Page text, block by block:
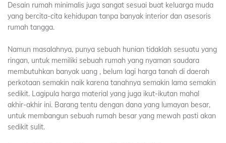
Desain rumah minimalis juga sangat sesuai buat keluarga muda
yang bercita-cita kehidupan tanpa banyak interior dan asesoris
rumah tangga.
Namun masalahnya, punya sebuah hunian tidaklah sesuatu yang
ringan, untuk memiliki sebuah rumah yang nyaman saudara
membutuhkan banyak uang , belum lagi harga tanah di daerah
perkotaan semakin naik karena tanahnya semakin lama semakin
sedikit. Lagipula harga material yang juga ikut-ikutan mahal
akhir-akhir ini. Barang tentu dengan dana yang lumayan besar,
untuk membangun sebuah rumah besar yang mewah pasti akan
sedikit sulit.